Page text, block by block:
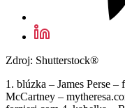
Zdroj: Shutterstock®
1. blúzka – James Perse
McCartney –